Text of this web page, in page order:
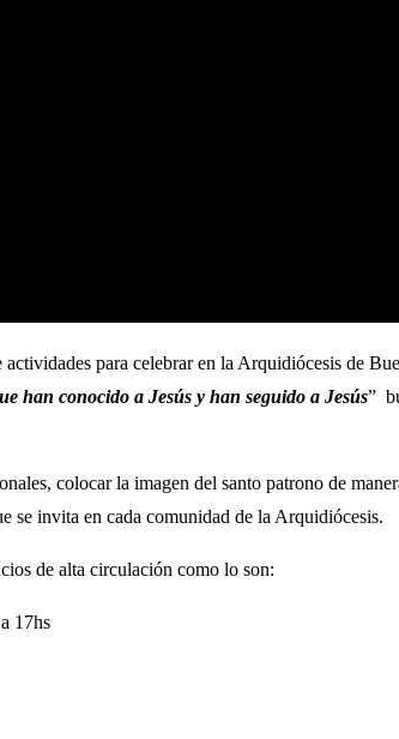
para celebrar en la Arquidiócesis de
han conocido a Jesús y han seguido a Jesús”
colocar la imagen del santo patrono de
se invita en cada comunidad de la Arquidiócesis.
de alta circulación como lo son:
17hs